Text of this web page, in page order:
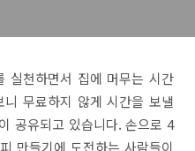
실천하면서 집에 머무는 시간
무료하지 않게 시간을 보낼
공유되고 있습니다. 손으로 4
만들기에 도전하는 사람들이